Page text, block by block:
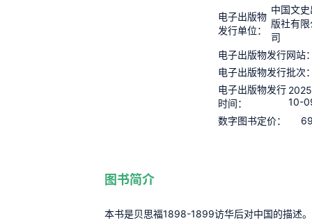
电子出版物
发行单位：
中国文史
版社有限
司
电子出版物发行网站
电子出版物发行批次
电子出版物发行
时间：
10-
数字图书定价：
图书简介
本书是贝思福1898-1899访华后对中国的描述